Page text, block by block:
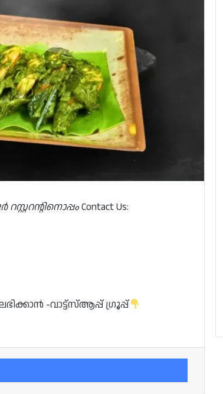
Contact Us:
-വാട്ട്സ്ആപ്പ് ഗ്രൂപ്പ്
Facebook